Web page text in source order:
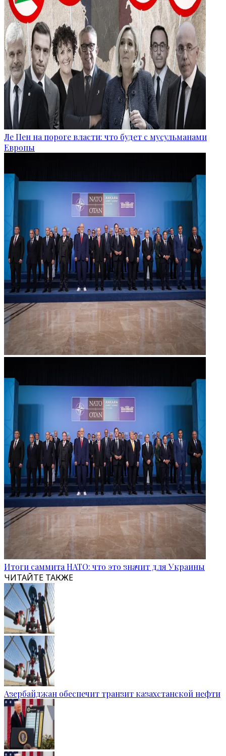
Ле Пен на пороге власти: что будет с мусульманами
Европы
Итоги саммита НАТО: что это значит для Украины
ЧИТАЙТЕ ТАКЖЕ
Азербайджан обеспечит транзит казахстанской нефти